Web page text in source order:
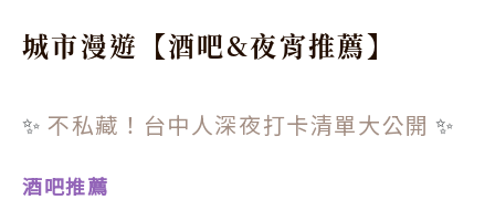
城市漫遊【酒吧&夜宵推薦】
✨不私藏！台中人深夜打卡清單大公開 ✨
酒吧推薦